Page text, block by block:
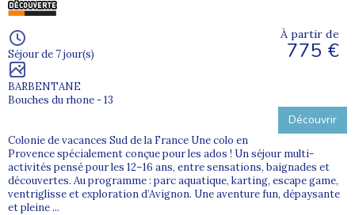
Séjour de 7 jour(s)
BARBENTANE
Bouches du rhone - 13
À partir de
775 €
Découvrir
Colonie de vacances Sud de la France Une colo en
Provence spécialement conçue pour les ados ! Un séjour multi-
activités pensé pour les 12–16 ans, entre sensations, baignades et
découvertes. Au programme : parc aquatique, karting, escape game,
ventriglisse et exploration d’Avignon. Une aventure fun, dépaysante
et pleine ...